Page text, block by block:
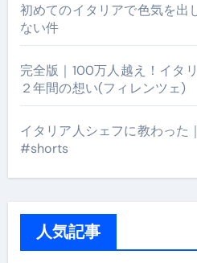
初めてのイタリアで色気を出
ない件
完全版｜100万人越え！イタ
２年間の想い(フィレンツェ)
イタリア人シェフに教わった
#shorts
人気記事